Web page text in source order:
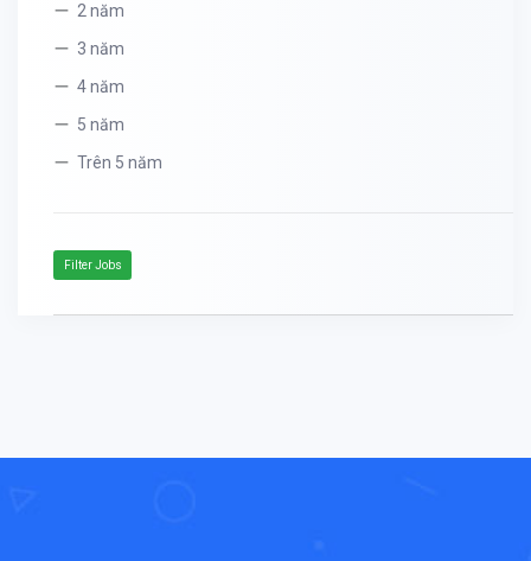
2 năm
3 năm
4 năm
5 năm
Trên 5 năm
Filter Jobs